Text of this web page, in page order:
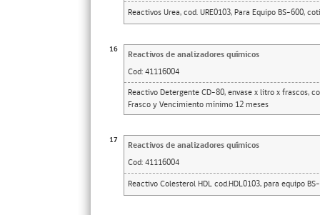
Reactivos Urea, cod. URE0103, Para Equipo BS-600,
16
Reactivos de analizadores químicos
Cod: 41116004
Reactivo Detergente CD-80, envase x litro x frascos,
Frasco y Vencimiento mínimo 12 meses
17
Reactivos de analizadores químicos
Cod: 41116004
Reactivo Colesterol HDL cod.HDL0103, para equipo